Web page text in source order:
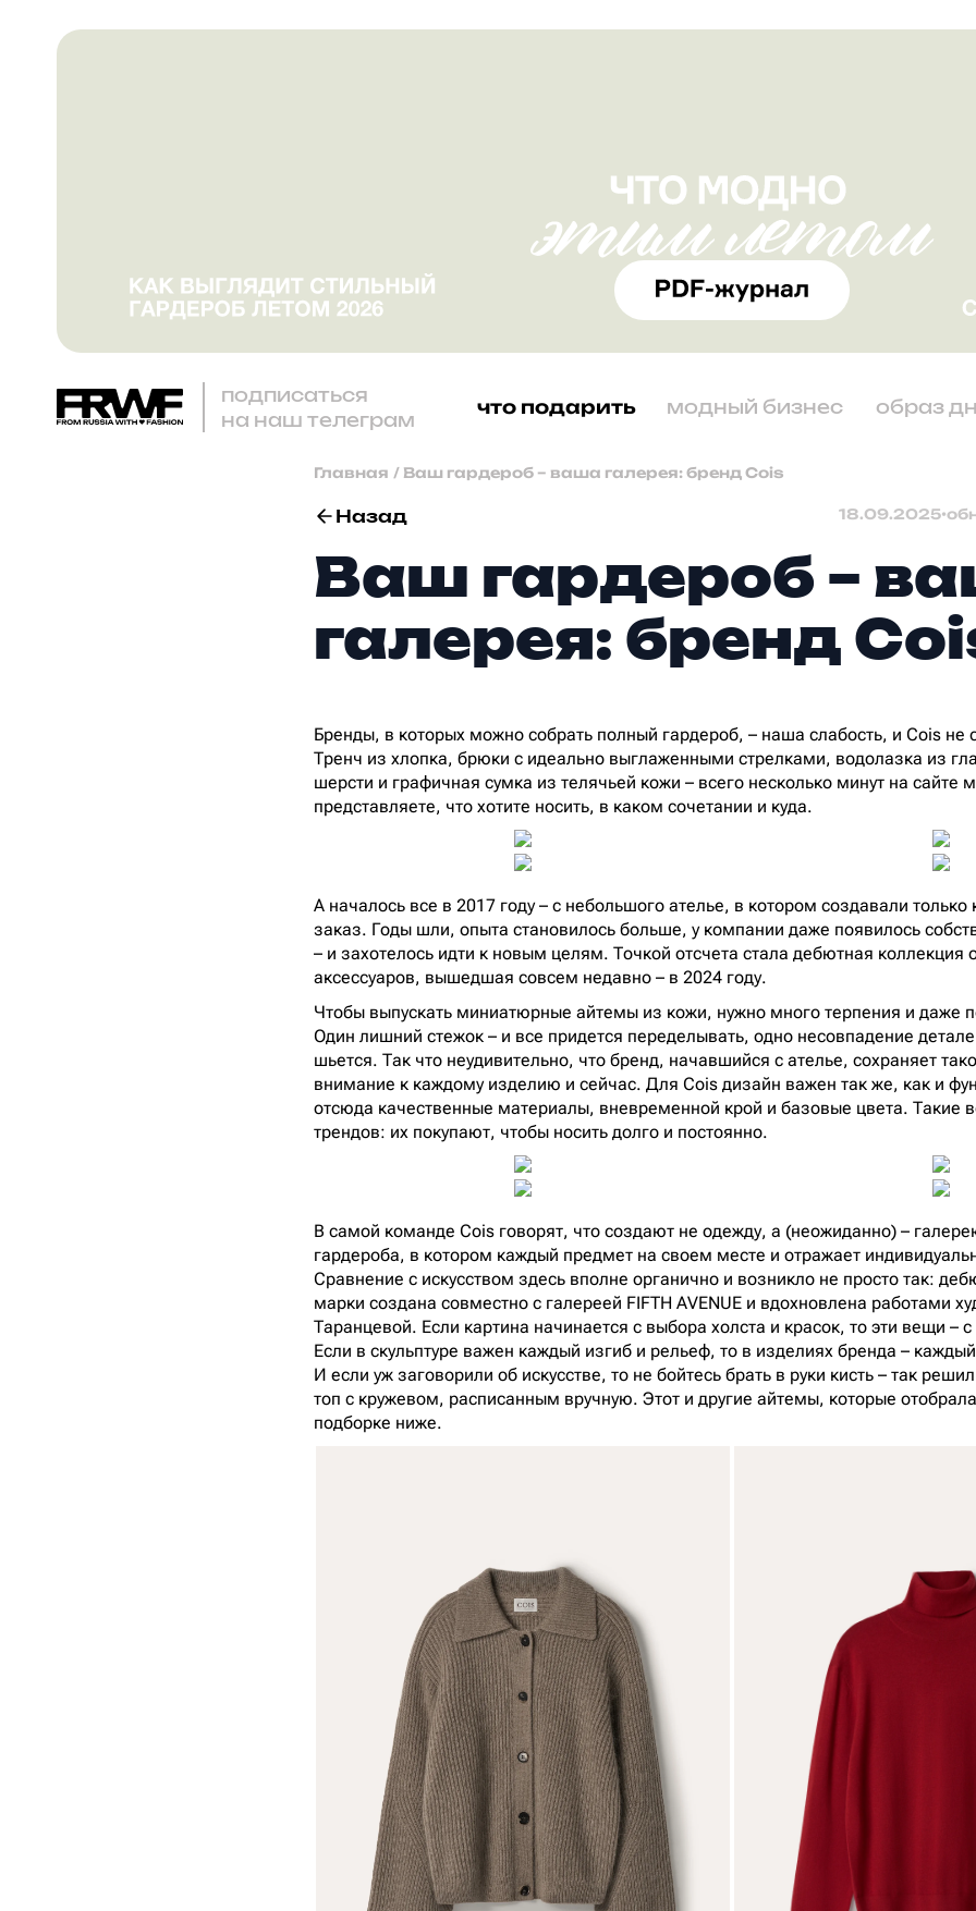
подписаться
на наш телеграм
что подарить модный бизнес образ
Главная / Ваш гардероб – ваша галерея: бренд Cois
Назад 18.09.2025•
Ваш гардероб –
галерея: бренд
Бренды, в которых можно собрать полный гардероб, – наша слабость, и Cois не
Тренч из хлопка, брюки с идеально выглаженными стрелками, водолазка из
шерсти и графичная сумка из телячьей кожи – всего несколько минут на сайте
представляете, что хотите носить, в каком сочетании и куда.
А началось все в 2017 году – с небольшого ателье, в котором создавали
заказ. Годы шли, опыта становилось больше, у компании даже появилось
– и захотелось идти к новым целям. Точкой отсчета стала дебютная коллекция
аксессуаров, вышедшая совсем недавно – в 2024 году.
Чтобы выпускать миниатюрные айтемы из кожи, нужно много терпения и даже
Один лишний стежок – и все придется переделывать, одно несовпадение
шьется. Так что неудивительно, что бренд, начавшийся с ателье, сохраняет
внимание к каждому изделию и сейчас. Для Cois дизайн важен так же, как и
отсюда качественные материалы, вневременной крой и базовые цвета. Такие
трендов: их покупают, чтобы носить долго и постоянно.
В самой команде Cois говорят, что создают не одежду, а (неожиданно) –
гардероба, в котором каждый предмет на своем месте и отражает
Сравнение с искусством здесь вполне органично и возникло не просто так:
марки создана совместно с галереей FIFTH AVENUE и вдохновлена работами
Таранцевой. Если картина начинается с выбора холста и красок, то эти вещи –
Если в скульптуре важен каждый изгиб и рельеф, то в изделиях бренда –
И если уж заговорили об искусстве, то не бойтесь брать в руки кисть – так
топ с кружевом, расписанным вручную. Этот и другие айтемы, которые
подборке ниже.